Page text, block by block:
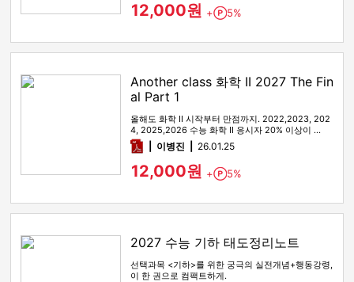
12,000원 + Point
5%
Another class 화학 II 2027 The Fin
al Part 1
올해도 화학 II 시작부터 만점까지. 2022,2023, 202
4, 2025,2026 수능 화학 II 응시자 20% 이상이 …
pdf이병진 26.01.25
12,000원 + Point
5%
2027 수능 기하 태도정리노트
선택과목 <기하>를 위한 궁극의 실전개념+행동강령,
이 한 권으로 컴팩트하게.